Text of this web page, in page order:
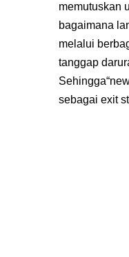
memutuskan
bagaimana
melalui
tanggap
sebagai exit